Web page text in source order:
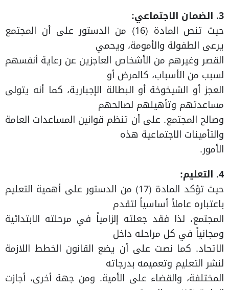
3. الضمان الاجتماعي:
حيث تنص المادة (16) من الدستور على أن المجتمع
يرعى الطفولة والأمومة، ويحمي
القصر وغيرهم من الأشخاص العاجزين عن رعاية أنفسهم
لسبب من الأسباب، كالمرض أو
العجز أو الشيخوخة أو البطالة الإجبارية، كما أنه يتولى
مساعدتهم وتأهيلهم لصالحهم
وصالح المجتمع. على أن تنظم قوانين المساعدات العامة
والتأمينات الاجتماعية هذه
الأمور.
4. التعليم:
حيث تؤكد المادة (17) من الدستور على أهمية التعليم
باعتباره عاملاً أساسياً لتقدم
المجتمع، لذا فقد جعلته إلزامياً في مرحلته الابتدائية
ومجانياً في كل مراحله داخل
الاتحاد. كما نصت على أن يضع القانون الخطط اللازمة
لنشر التعليم وتعميمه بدرجاته
المختلفة، والقضاء على الأمية. ومن جهة أخرى، أجازت